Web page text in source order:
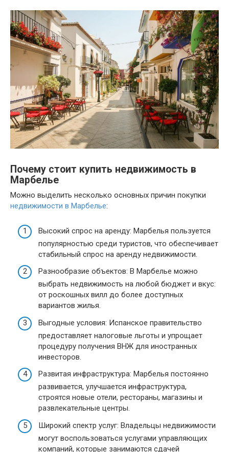
Почему стоит купить недвижимость в
Марбелье
Можно выделить несколько основных причин покупки
недвижимости в Марбелье:
Высокий спрос на аренду: Марбелья пользуется
популярностью среди туристов, что обеспечивает
стабильный спрос на аренду недвижимости.
Разнообразие объектов: В Марбелье можно
выбрать недвижимость на любой бюджет и вкус:
от роскошных вилл до более доступных
вариантов жилья.
Выгодные условия: Испанское правительство
предоставляет налоговые льготы и упрощает
процедуру получения ВНЖ для иностранных
инвесторов.
Развитая инфраструктура: Марбелья постоянно
развивается, улучшается инфраструктура,
строятся новые отели, рестораны, магазины и
развлекательные центры.
Широкий спектр услуг: Владельцы недвижимости
могут воспользоваться услугами управляющих
компаний, которые занимаются сдачей